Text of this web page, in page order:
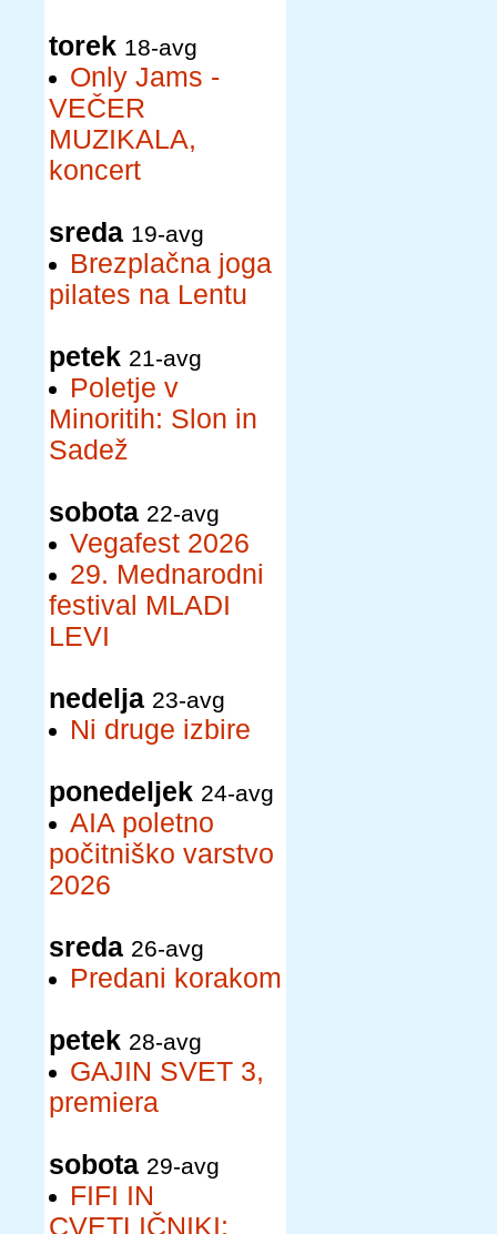
torek 18-avg
Only Jams -
VEČER
MUZIKALA,
koncert
sreda 19-avg
Brezplačna joga
pilates na Lentu
petek 21-avg
Poletje v
Minoritih: Slon in
Sadež
sobota 22-avg
Vegafest 2026
29. Mednarodni
festival MLADI
LEVI
nedelja 23-avg
Ni druge izbire
ponedeljek 24-avg
AIA poletno
počitniško varstvo
2026
sreda 26-avg
Predani korakom
petek 28-avg
GAJIN SVET 3,
premiera
sobota 29-avg
FIFI IN
CVETLIČNIKI: